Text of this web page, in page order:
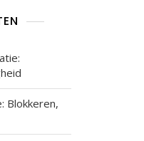
Blokkeren,